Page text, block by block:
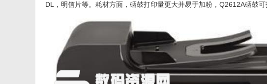
DL，明信片等。耗材方面，硒鼓打印量更大并易于加粉，Q2612A硒鼓可